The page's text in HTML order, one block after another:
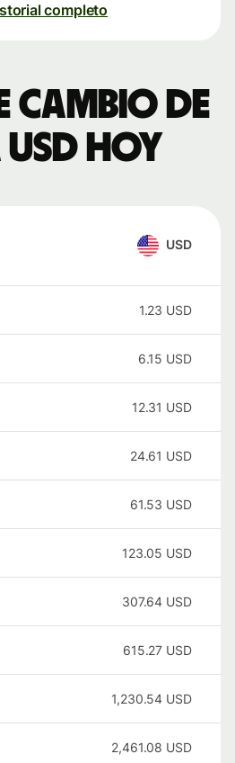
completo
cambio de
USD hoy
USD
1.23 USD
6.15 USD
12.31 USD
24.61 USD
61.53 USD
123.05 USD
307.64 USD
615.27 USD
1,230.54 USD
2,461.08 USD